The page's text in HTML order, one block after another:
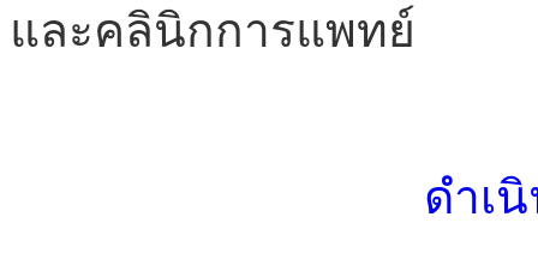
และคลินิกการแพทย์
ดำเ